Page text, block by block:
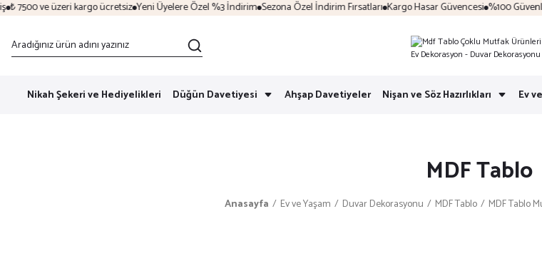
7500 ve üzeri kargo ücretsiz Yeni Üyelere Özel %3 İndirim Sezona Özel İndirim Fırsatları Kargo Hasar Güvencesi %100 Güvenli
Nikah Şekeri ve Hediyelikleri Düğün Davetiyesi Ahşap Davetiyeler Nişan ve Söz Hazırlıkları Ev
MDF Tablo
Anasayfa Ev ve Yaşam Duvar Dekorasyonu MDF Tablo MDF Tablo